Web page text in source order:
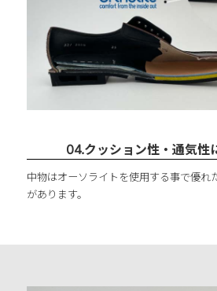
04.クッション性・通気性
中物はオーソライトを使用する事で優れ
があります。